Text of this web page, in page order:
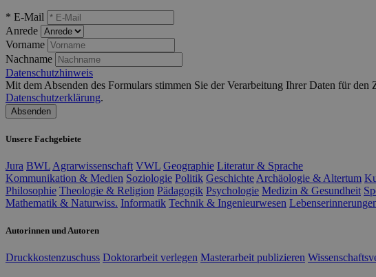
* E-Mail
Anrede
Vorname
Nachname
Datenschutzhinweis
Mit dem Absenden des Formulars stimmen Sie der Verarbeitung Ihrer Daten für
Datenschutzerklärung.
Absenden
Unsere Fachgebiete
Jura BWLAgrarwissenschaft VWL Geographie Literatur & Sprache
Kommunikation & Medien Soziologie Politik GeschichteArchäologie & Altertum
Philosophie Theologie & Religion Pädagogik Psychologie Medizin & Gesundheit
Mathematik & Naturwiss. Informatik Technik & Ingenieurwesen
Autorinnen und Autoren
Druckkostenzuschuss Doktorarbeit verlegen Masterarbeit publizieren